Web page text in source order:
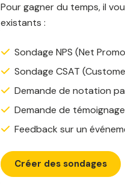
Pour gagner du temps, il
existants :
Sondage NPS (Net
Sondage CSAT
Demande de notation
Demande de
Feedback sur un
Créer des sondages